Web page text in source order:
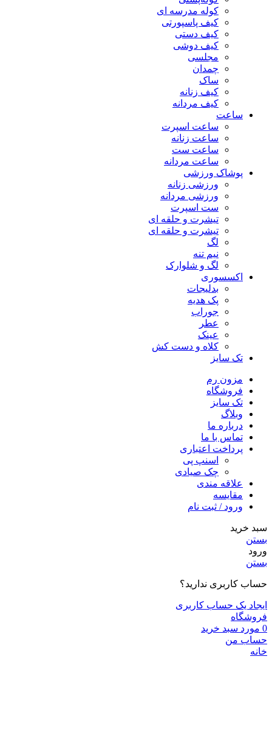
کوله مدرسه ای
کیف پاسپورتی
کیف دستی
کیف دوشی
مجلسی
چمدان
ساک
کیف زنانه
کیف مردانه
ساعت
ساعت اسپرت
ساعت زنانه
ساعت ست
ساعت مردانه
پوشاک ورزشی
ورزشی زنانه
ورزشی مردانه
ست اسپرت
تیشرت و حلقه ای
تیشرت و حلقه ای
لگ
نیم تنه
لگ و شلوارک
اکسسوری
بدلیجات
پک هدیه
جوراب
عطر
عینک
کلاه و دست کش
تک سایز
مزون رم
فروشگاه
تک سایز
وبلاگ
درباره ما
تماس با ما
پرداخت اعتباری
اسنپ پی
چک صیادی
علاقه مندی
مقايسه
ورود / ثبت نام
سبد خرید
بستن
ورود
بستن
حساب کاربری ندارید؟
ایجاد یک حساب کاربری
فروشگاه
0 مورد سبد خرید
حساب من
خانه